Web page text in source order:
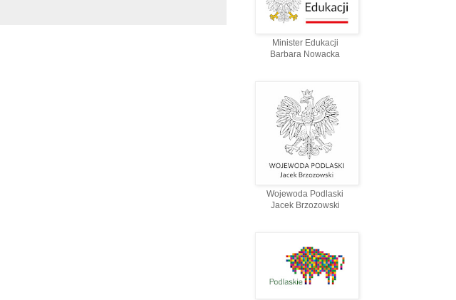
Minister Edukacji
Barbara Nowacka
Wojewoda Podlaski
Jacek Brzozowski